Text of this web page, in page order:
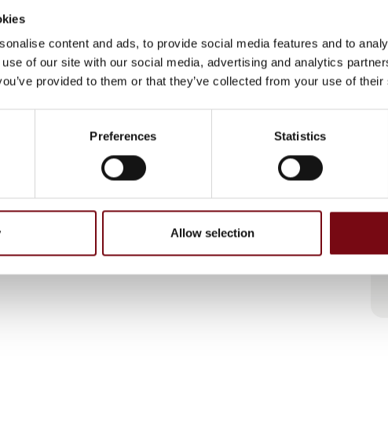
content and ads, to provide social media features and to
of our site with our social media, advertising and analytics
provided to them or that they’ve collected from your use of
Preferences Statistics
Allow selection
Phoenix hygiejneprodukter - op
til 98% genanvendt plast